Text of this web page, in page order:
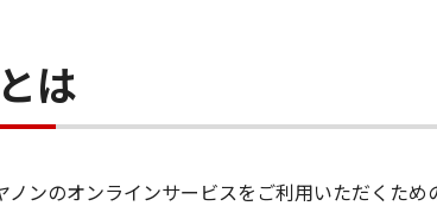
は
ノンのオンラインサービスをご利用いただくた